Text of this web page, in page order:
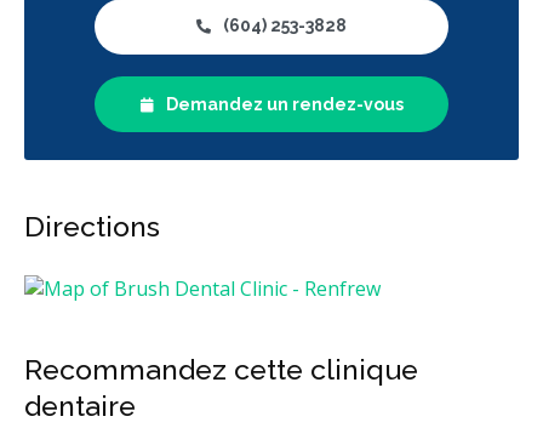
(604) 253-3828
Demandez un rendez-vous
Directions
Recommandez cette clinique
dentaire